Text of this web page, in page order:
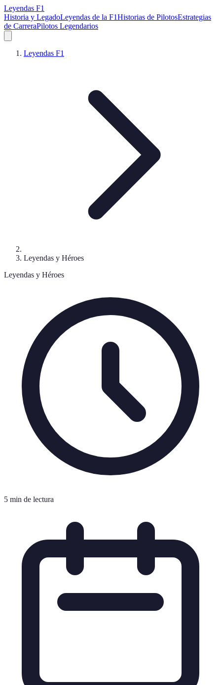
Leyendas F1
Historia y LegadoLeyendas de la F1Historias de PilotosEstrategias
de CarreraPilotos Legendarios
Leyendas F1
Leyendas y Héroes
Leyendas y Héroes
5 min de lectura